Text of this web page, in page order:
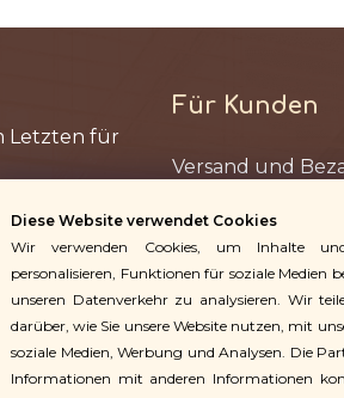
Diese Website verwendet Cookies
Wir verwenden Cookies, um Inhalte
personalisieren, Funktionen für soziale Medien
unseren Datenverkehr zu analysieren. Wir
darüber, wie Sie unsere Website nutzen, mit
soziale Medien, Werbung und Analysen. Die
Informationen mit anderen Informationen
Für Kunden
Versand und
Rücktritt vom
Cookie-Richtlinie
Meine Bestellung